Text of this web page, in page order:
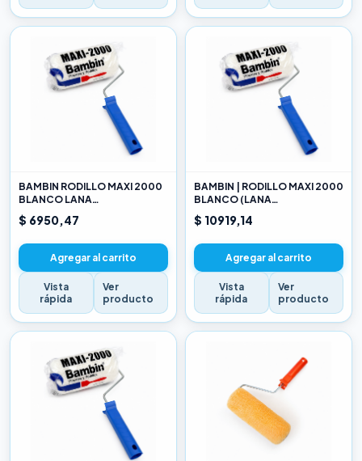
BAMBIN RODILLO MAXI 2000
BLANCO LANA
SELECCIONADA 10 CM
$ 6950,47
Agregar al carrito
Vista
rápida
Ver
producto
BAMBIN | RODILLO MAXI 2000
BLANCO (LANA
SELECCIONADA) 17CM
$ 10919,14
Agregar al carrito
Vista
rápida
Ver
producto